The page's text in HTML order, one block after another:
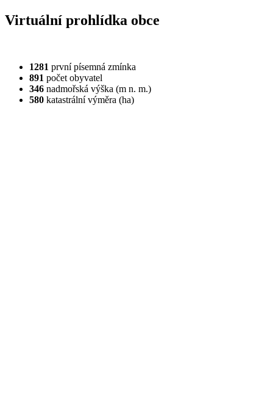
Virtuální prohlídka obce
1281 první písemná zmínka
891 počet obyvatel
346 nadmořská výška (m n. m.)
580 katastrální výměra (ha)